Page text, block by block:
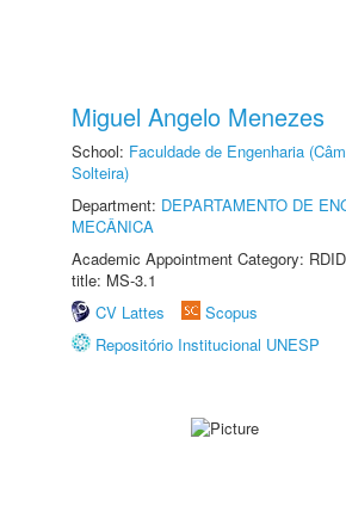
Miguel Angelo Menezes
School: Faculdade de Engenharia
Solteira)
Department: DEPARTAMENTO DE
MECÂNICA
Academic Appointment Category:
title: MS-3.1
CV Lattes
Scopus
Repositório Institucional UNESP